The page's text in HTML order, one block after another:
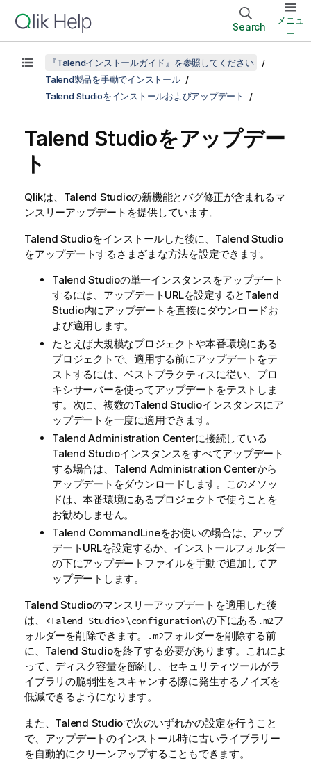
Search
メニュ
ー
『Talendインストールガイド』を参照してください
Talend製品を手動でインストール
Talend Studioをインストールおよびアップデート
Talend Studioをアップデー
ト
Qlikは、 Talend Studioの新機能とバグ修正が含まれるマ
ンスリーアップデートを提供しています。
Talend Studioをインストールした後に、 Talend Studio
をアップデートするさまざまな方法を設定できます。
Talend Studioの単一インスタンスをアップデート
するには、アップデートURLを設定すると Talend
Studio内にアップデートを直接にダウンロードお
よび適用します。
たとえば大規模なプロジェクトや本番環境にある
プロジェクトで、適用する前にアップデートをテ
ストするには、ベストプラクティスに従い、プロ
キシサーバーを使ってアップデートをテストしま
す。次に、複数のTalend Studioインスタンスにア
ップデートを一度に適用できます。
Talend Administration Centerに接続している
Talend Studioインスタンスをすべてアップデート
する場合は、 Talend Administration Centerから
アップデートをダウンロードします。このメソッ
ドは、本番環境にあるプロジェクトで使うことを
お勧めしません。
Talend CommandLineをお使いの場合は、アップ
デートURLを設定するか、インストールフォルダー
の下にアップデートファイルを手動で追加してア
ップデートします。
Talend Studioのマンスリーアップデートを適用した後
は、
<Talend-Studio>\configuration\の下にある .m2フ
ォルダーを削除できます。
.m2フォルダーを削除する前
に、 Talend Studioを終了する必要があります。これによ
って、ディスク容量を節約し、セキュリティツールがラ
イブラリの脆弱性をスキャンする際に発生するノイズを
低減できるようになります。
また、 Talend Studioで次のいずれかの設定を行うこと
で、アップデートのインストール時に古いライブラリー
を自動的にクリーンアップすることもできます。